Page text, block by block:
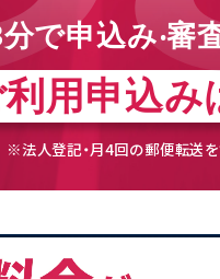
で申込み‧審
利⽤申込み
※法人登記・月4回の郵便転送